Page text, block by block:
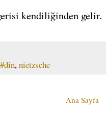
kendiliğinden gelir.
#din,nietzsche
Ana Sayfa